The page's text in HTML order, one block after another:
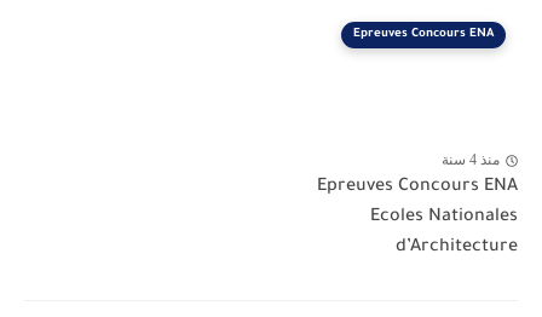
Epreuves Concours ENA
منذ 4 سنة
Epreuves Concours ENA
Ecoles Nationales
d’Architecture